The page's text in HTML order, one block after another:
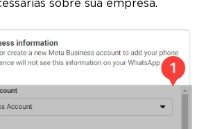
sobre sua empresa.